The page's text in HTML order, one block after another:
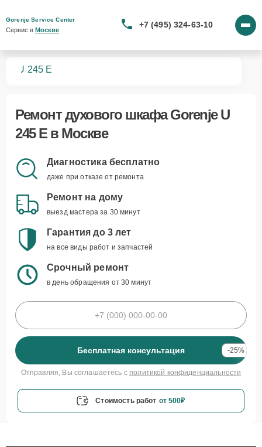
Gorenje Service Center
Сервис в Москве
+7 (495) 324-63-10
U 245 E
Ремонтдухового шкафа Gorenje U
245 Eв Москве
Диагностика бесплатно
даже при отказе от ремонта
Ремонт на дому
выезд мастера за 30 минут
Гарантия до 3 лет
на все виды работ и запчастей
Срочный ремонт
в день обращения от 30 минут
Бесплатная консультация -25%
Отправляя, Вы соглашаетесь с политикой конфиденциальности
Стоимость работ от 500₽